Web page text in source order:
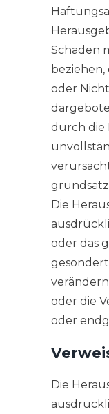
Schäden
oder
durch die
Die
oder das
oder die
oder
Die